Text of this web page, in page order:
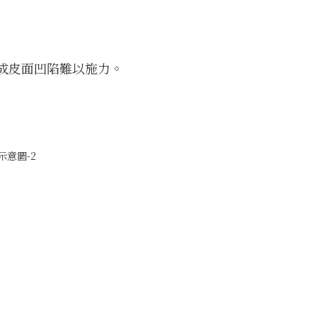
面凹陷難以施力。